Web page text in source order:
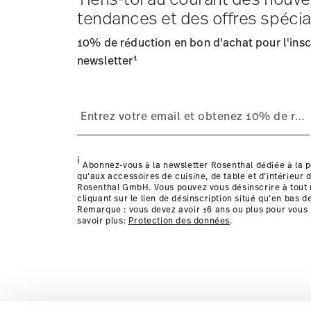
Délai de livraison: 5-7 jours ouvrables pour les articles
: Nous livrons
Suivi: Vous recevrez un code de suivi par e-mail dès
Retours: Pour les retours, veuillez utiliser notre
les détails pour chaque pays de livraison ici
tendances et des offres
10% de réduction en bon d'achat pour
newsletter1
i Abonnez-vous à la newsletter Rosenthal dédiée à la
qu’aux accessoires de cuisine, de table et d’intérieur
Rosenthal GmbH. Vous pouvez vous désinscrire à tout
cliquant sur le lien de désinscription situé qu’en bas
Remarque : vous devez avoir 16 ans ou plus pour
savoir plus: Protection des données.